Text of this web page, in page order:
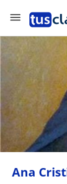
Ana